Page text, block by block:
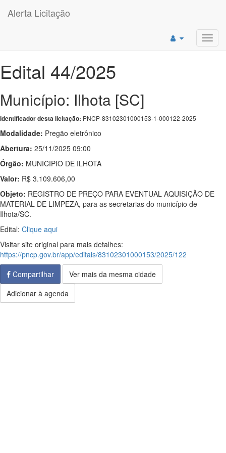
Alerta Licitação
Edital 44/2025
Município: Ilhota [SC]
Identificador desta licitação: PNCP-83102301000153-1-000122-2025
Modalidade: Pregão eletrônico
Abertura: 25/11/2025 09:00
Órgão: MUNICIPIO DE ILHOTA
Valor: R$ 3.109.606,00
Objeto: REGISTRO DE PREÇO PARA EVENTUAL AQUISIÇÃO DE
MATERIAL DE LIMPEZA, para as secretarias do município de
Ilhota/SC.
Edital: Clique aqui
Visitar site original para mais detalhes:
https://pncp.gov.br/app/editais/83102301000153/2025/122
Compartilhar
Ver mais da mesma cidade
Adicionar à agenda